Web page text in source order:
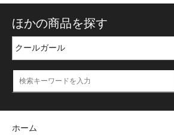
ほかの商品を探す
ホーム